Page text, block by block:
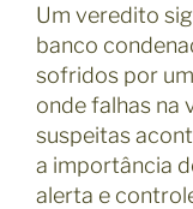
Um veredito
banco
sofridos por
onde falhas na
suspeitas
a importância
alerta e